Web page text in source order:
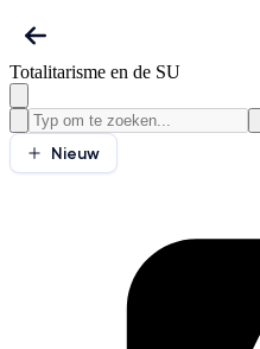
Totalitarisme en de SU
Nieuw